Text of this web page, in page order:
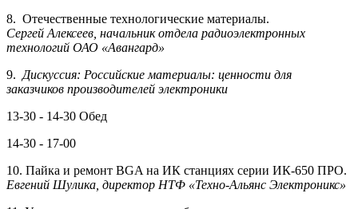
8. Отечественные технологические материалы.
Сергей Алексеев, начальник отдела радиоэлектронных
технологий ОАО «Авангард»
9. Дискуссия: Российские материалы: ценности для
заказчиков производителей электроники
13-30 - 14-30 Обед
14-30 - 17-00
10. Пайка и ремонт BGA на ИК станциях серии ИК-650 ПРО.
Евгений Шулика, директор НТФ «Техно-Альянс Электроникс»